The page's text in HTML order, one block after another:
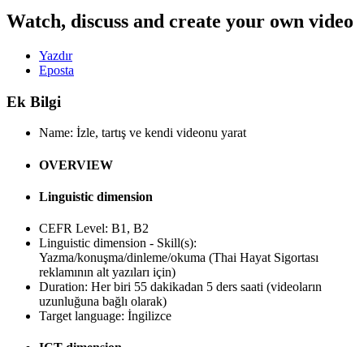
Watch, discuss and create your own video
Yazdır
Eposta
Ek Bilgi
Name: İzle, tartış ve kendi videonu yarat
OVERVIEW
Linguistic dimension
CEFR Level: B1, B2
Linguistic dimension - Skill(s):
Yazma/konuşma/dinleme/okuma (Thai Hayat Sigortası
reklamının alt yazıları için)
Duration: Her biri 55 dakikadan 5 ders saati (videoların
uzunluğuna bağlı olarak)
Target language: İngilizce